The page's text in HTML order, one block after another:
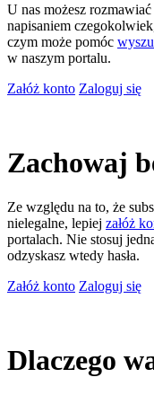
U nas możesz
napisaniem
czym może pomóc
w naszym portalu.
Załóż konto Zaloguj się
Zachowaj
Ze względu na to, że
nielegalne, lepiej załóż
portalach. Nie stosuj
odzyskasz wtedy hasła.
Załóż konto Zaloguj się
Dlaczego